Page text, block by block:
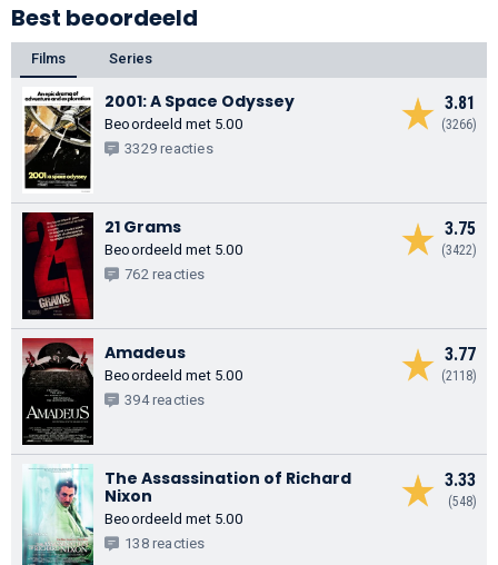
Best beoordeeld
Films Series
3.81
(3266)
2001: A Space Odyssey
Beoordeeld met 5.00
3329 reacties
3.75
(3422)
21 Grams
Beoordeeld met 5.00
762 reacties
3.77
(2118)
Amadeus
Beoordeeld met 5.00
394 reacties
3.33
(548)
The Assassination of Richard
Nixon
Beoordeeld met 5.00
138 reacties